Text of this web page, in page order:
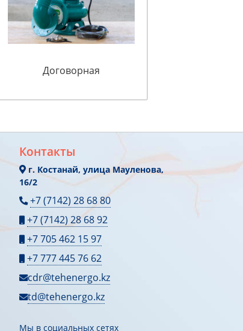
Договорная
Контакты
г. Костанай, улица Мауленова,
16/2
+7 (7142) 28 68 80
+7 (7142) 28 68 92
+7 705 462 15 97
+7 777 445 76 62
cdr@tehenergo.kz
td@tehenergo.kz
Мы в социальных сетях